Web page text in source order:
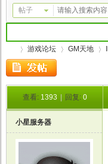
帖子
游戏论坛
›
GM天地
查看: 1393 回复: 0
小星服务器